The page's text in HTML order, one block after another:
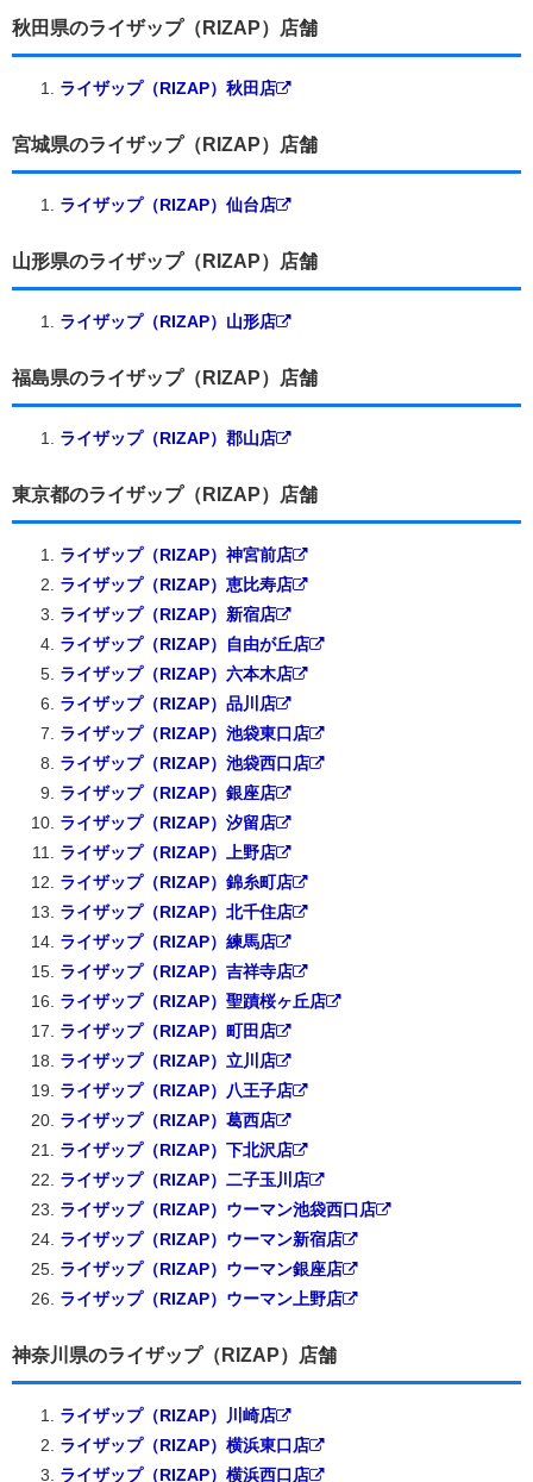
秋田県のライザップ（RIZAP）店舗
ライザップ（RIZAP）秋田店
宮城県のライザップ（RIZAP）店舗
ライザップ（RIZAP）仙台店
山形県のライザップ（RIZAP）店舗
ライザップ（RIZAP）山形店
福島県のライザップ（RIZAP）店舗
ライザップ（RIZAP）郡山店
東京都のライザップ（RIZAP）店舗
ライザップ（RIZAP）神宮前店
ライザップ（RIZAP）恵比寿店
ライザップ（RIZAP）新宿店
ライザップ（RIZAP）自由が丘店
ライザップ（RIZAP）六本木店
ライザップ（RIZAP）品川店
ライザップ（RIZAP）池袋東口店
ライザップ（RIZAP）池袋西口店
ライザップ（RIZAP）銀座店
ライザップ（RIZAP）汐留店
ライザップ（RIZAP）上野店
ライザップ（RIZAP）錦糸町店
ライザップ（RIZAP）北千住店
ライザップ（RIZAP）練馬店
ライザップ（RIZAP）吉祥寺店
ライザップ（RIZAP）聖蹟桜ヶ丘店
ライザップ（RIZAP）町田店
ライザップ（RIZAP）立川店
ライザップ（RIZAP）八王子店
ライザップ（RIZAP）葛西店
ライザップ（RIZAP）下北沢店
ライザップ（RIZAP）二子玉川店
ライザップ（RIZAP）ウーマン池袋西口店
ライザップ（RIZAP）ウーマン新宿店
ライザップ（RIZAP）ウーマン銀座店
ライザップ（RIZAP）ウーマン上野店
神奈川県のライザップ（RIZAP）店舗
ライザップ（RIZAP）川崎店
ライザップ（RIZAP）横浜東口店
ライザップ（RIZAP）横浜西口店